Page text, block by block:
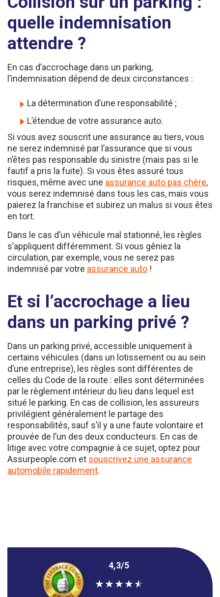
quelle indemnisation
attendre ?
l’indemnisation dépend de deux circonstances :
L’étendue de votre assurance auto.
Si vous avez souscrit une assurance au tiers, vous
ne serez indemnisé par l’assurance que si vous
n’êtes pas responsable du sinistre (mais pas si le
fautif a pris la fuite). Si vous êtes assuré tous
risques, même avec uneassurance auto pas chère
vous serez indemnisé dans tous les cas, mais vous
paierez la franchise et subirez un malus si vous êtes
en tort.
s’appliquent différemment. Si vous gêniez la
circulation, par exemple, vous ne serez pas
indemnisé par votreassurance auto!
Et si l’accrochage a lieu
dans un parking privé ?
Dans un parking privé, accessible uniquement à
certains véhicules (dans un lotissement ou au sein
d’une entreprise), les règles sont différentes de
celles du Code de la route : elles sont déterminées
par le règlement intérieur du lieu dans lequel est
situé le parking. En cas de collision, les assureurs
privilégient généralement le partage des
responsabilités, sauf s’il y a une faute volontaire et
prouvée de l’un des deux conducteurs. En cas de
litige avec votre compagnie à ce sujet, optez pour
Assurpeople.com etsouscrivez une assurance
automobile rapidement.
★